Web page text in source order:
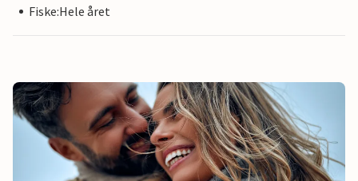
Fiske:Hele året